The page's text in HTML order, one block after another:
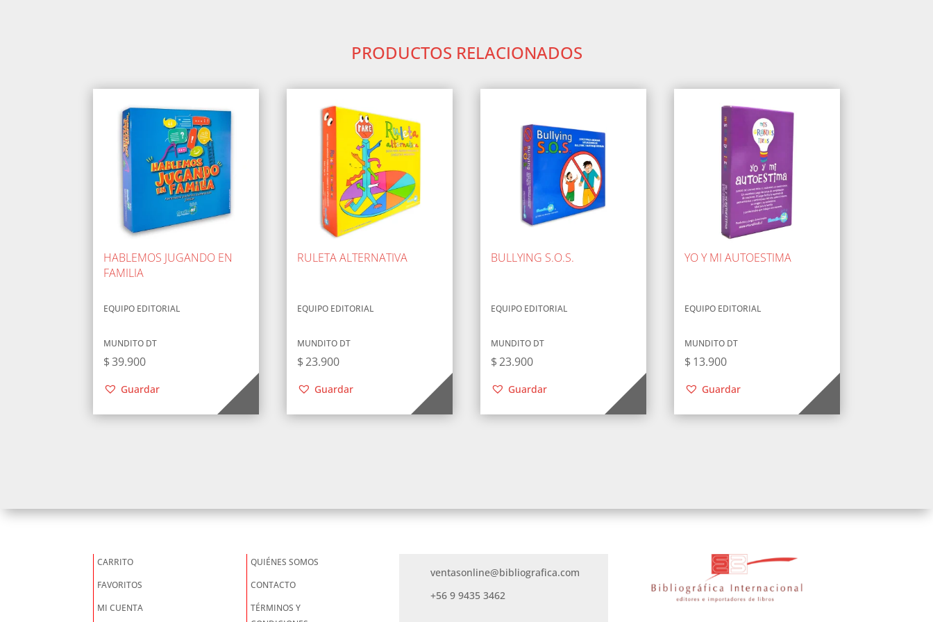
PRODUCTOS RELACIONADOS
HABLEMOS JUGANDO EN
FAMILIA
EQUIPO EDITORIAL
MUNDITO DT
$ 39.900
Guardar
RULETA ALTERNATIVA
EQUIPO EDITORIAL
MUNDITO DT
$23.900
Guardar
BULLYING S.O.S.
EQUIPO EDITORIAL
MUNDITO DT
$23.900
Guardar
YO Y MI AUTOESTIMA
EQUIPO EDITORIAL
MUNDITO DT
$ 13.900
Guardar
CARRITO
FAVORITOS
MI CUENTA
QUIÉNES SOMOS
CONTACTO
TÉRMINOS Y
ventasonline@bibliografica.com
+56 9 9435 3462